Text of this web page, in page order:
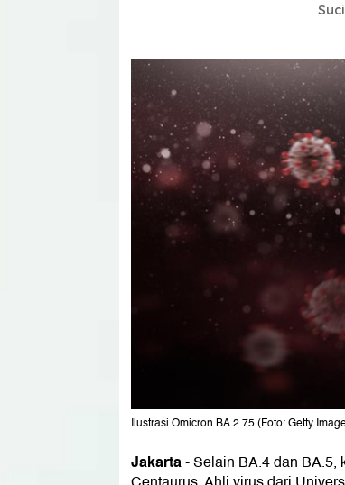
Ilustrasi Omicron BA.2.75 (Foto: Getty
Jakarta-Selain BA.4 dan BA.5,